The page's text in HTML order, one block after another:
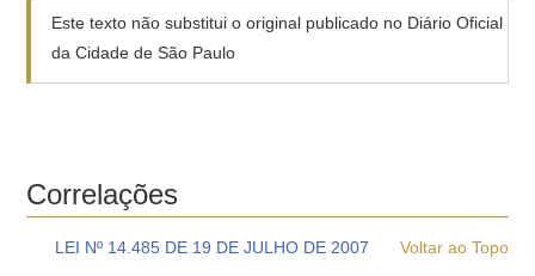
Este texto não substitui o original publicado no Diário Oficial
da Cidade de São Paulo
Correlações
Voltar ao Topo
LEI Nº 14.485 DE 19 DE JULHO DE 2007